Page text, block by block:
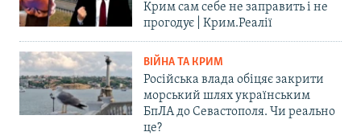
Крим сам себе не заправить і не
прогодує | Крим.Реалії
ВІЙНА ТА КРИМ
Російська влада обіцяє закрити
морський шлях українським
БпЛА до Севастополя. Чи реально
це?